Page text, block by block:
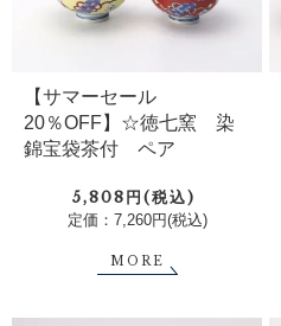
【サマーセール
20％OFF】☆徳七窯 染
錦宝袋茶付 ペア
5,808円(税込)
定価：7,260円(税込)
MORE